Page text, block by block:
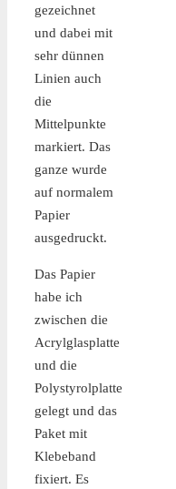
gezeichnet
und dabei mit
sehr dünnen
Linien auch
die
Mittelpunkte
markiert. Das
ganze wurde
auf normalem
Papier
ausgedruckt.
Das Papier
habe ich
zwischen die
Acrylglasplatte
und die
Polystyrolplatte
gelegt und das
Paket mit
Klebeband
fixiert. Es